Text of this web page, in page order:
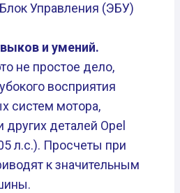
Управления (ЭБУ)
и умений.
не простое дело,
восприятия
систем мотора,
деталей Opel
л.с.). Просчеты при
к значительным